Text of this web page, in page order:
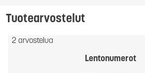
Tuotearvostelut
2 arvostelua
Lentonumerot